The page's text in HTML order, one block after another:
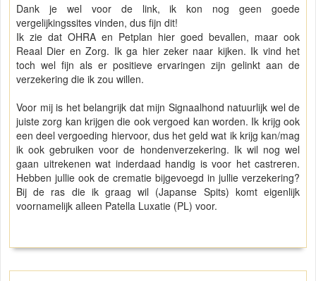
Dank je wel voor de link, ik kon nog geen goede
vergelijkingssites vinden, dus fijn dit!
Ik zie dat OHRA en Petplan hier goed bevallen, maar ook
Reaal Dier en Zorg. Ik ga hier zeker naar kijken. Ik vind het
toch wel fijn als er positieve ervaringen zijn gelinkt aan de
verzekering die ik zou willen.
Voor mij is het belangrijk dat mijn Signaalhond natuurlijk wel de
juiste zorg kan krijgen die ook vergoed kan worden. Ik krijg ook
een deel vergoeding hiervoor, dus het geld wat ik krijg kan/mag
ik ook gebruiken voor de hondenverzekering. Ik wil nog wel
gaan uitrekenen wat inderdaad handig is voor het castreren.
Hebben jullie ook de crematie bijgevoegd in jullie verzekering?
Bij de ras die ik graag wil (Japanse Spits) komt eigenlijk
voornamelijk alleen Patella Luxatie (PL) voor.